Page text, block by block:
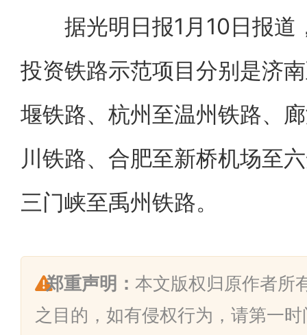
据光明日报1月10日报道
投资铁路示范项目分别是济
堰铁路、杭州至温州铁路、
川铁路、合肥至新桥机场至
三门峡至禹州铁路。
郑重声明： 本文版权归原作者所
之目的，如有侵权行为，请第一